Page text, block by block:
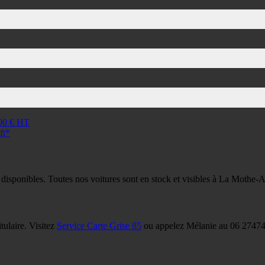
€ HT
Toutes nos voitures sont en stock et visibles à La Mothe-
Visitez Service Carte Grise 85 ou appelez Mélanie au 06